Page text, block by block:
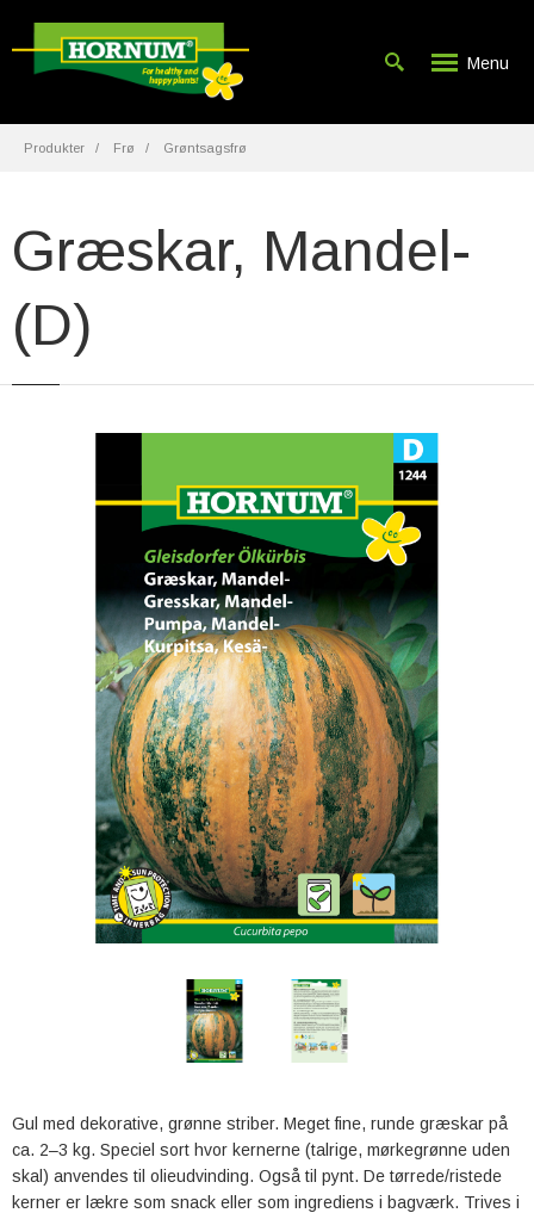
Menu
Produkter Frø Grøntsagsfrø
Græskar, Mandel-
(D)
Gul med dekorative, grønne striber. Meget fine, runde græskar på
ca. 2–3 kg. Speciel sort hvor kernerne (talrige, mørkegrønne uden
skal) anvendes til olieudvinding. Også til pynt. De tørrede/ristede
kerner er lækre som snack eller som ingrediens i bagværk. Trives i